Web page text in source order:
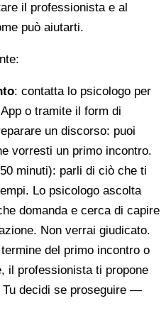
il professionista e al
può aiutarti.
: contatta lo psicologo per
o tramite il form di
un discorso: puoi
vorresti un primo incontro.
minuti): parli di ciò che ti
Lo psicologo ascolta
domanda e cerca di capire
Non verrai giudicato.
del primo incontro o
il professionista ti propone
decidi se proseguire —